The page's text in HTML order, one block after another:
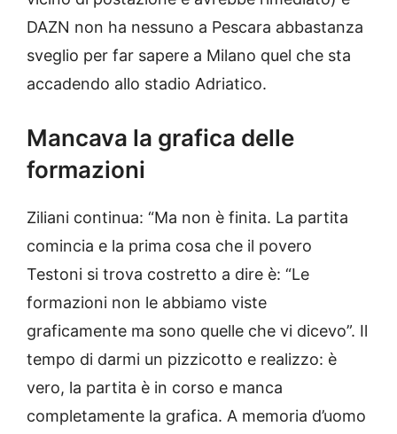
DAZN non ha nessuno a Pescara abbastanza
sveglio per far sapere a Milano quel che sta
accadendo allo stadio Adriatico.
Mancava la grafica delle
formazioni
Ziliani continua: “Ma non è finita. La partita
comincia e la prima cosa che il povero
Testoni si trova costretto a dire è: “Le
formazioni non le abbiamo viste
graficamente ma sono quelle che vi dicevo”. Il
tempo di darmi un pizzicotto e realizzo: è
vero, la partita è in corso e manca
completamente la grafica. A memoria d’uomo